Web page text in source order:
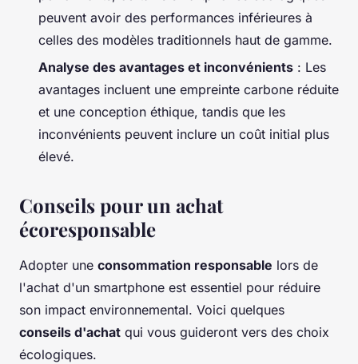
peuvent avoir des performances inférieures à
celles des modèles traditionnels haut de gamme.
Analyse des avantages et inconvénients : Les
avantages incluent une empreinte carbone réduite
et une conception éthique, tandis que les
inconvénients peuvent inclure un coût initial plus
élevé.
Conseils pour un achat
écoresponsable
Adopter une consommation responsable lors de
l'achat d'un smartphone est essentiel pour réduire
son impact environnemental. Voici quelques
conseils d'achat qui vous guideront vers des choix
écologiques.